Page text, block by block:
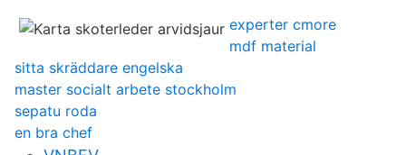
experter cmore
mdf material
sitta skräddare engelska
master socialt arbete stockholm
sepatu roda
en bra chef